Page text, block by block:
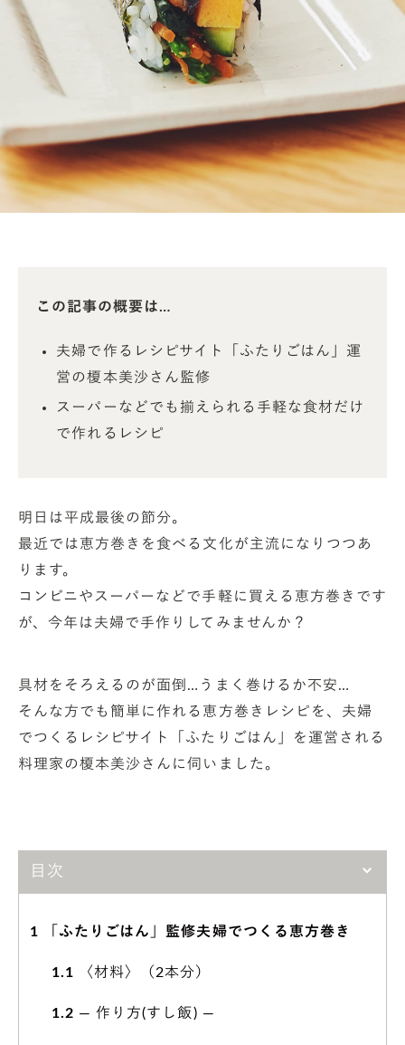
この記事の概要は…
夫婦で作るレシピサイト「ふたりごはん」運
営の榎本美沙さん監修
スーパーなどでも揃えられる手軽な食材だけ
で作れるレシピ
明日は平成最後の節分。
最近では恵方巻きを食べる文化が主流になりつつあ
ります。
コンビニやスーパーなどで手軽に買える恵方巻きです
が、今年は夫婦で手作りしてみませんか？
具材をそろえるのが面倒…うまく巻けるか不安…
そんな方でも簡単に作れる恵方巻きレシピを、夫婦
でつくるレシピサイト「ふたりごはん」を運営される
料理家の榎本美沙さんに伺いました。
目次
1 「ふたりごはん」監修夫婦でつくる恵方巻き
1.1 〈材料〉（2本分）
1.2 — 作り方(すし飯) —